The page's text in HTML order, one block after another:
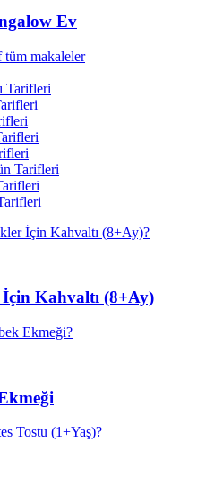
Ev
tüm makaleler
Tarifleri
Tarifleri
İçin Kahvaltı (8+Ay)